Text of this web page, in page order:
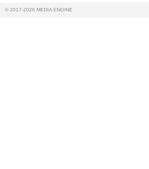
© 2017-2026 MEDIA ENGINE